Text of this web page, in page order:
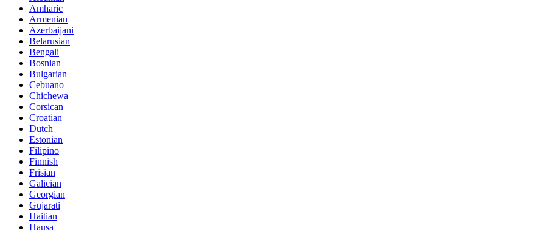
Amharic
Armenian
Azerbaijani
Belarusian
Bengali
Bosnian
Bulgarian
Cebuano
Chichewa
Corsican
Croatian
Dutch
Estonian
Filipino
Finnish
Frisian
Galician
Georgian
Gujarati
Haitian
Hausa